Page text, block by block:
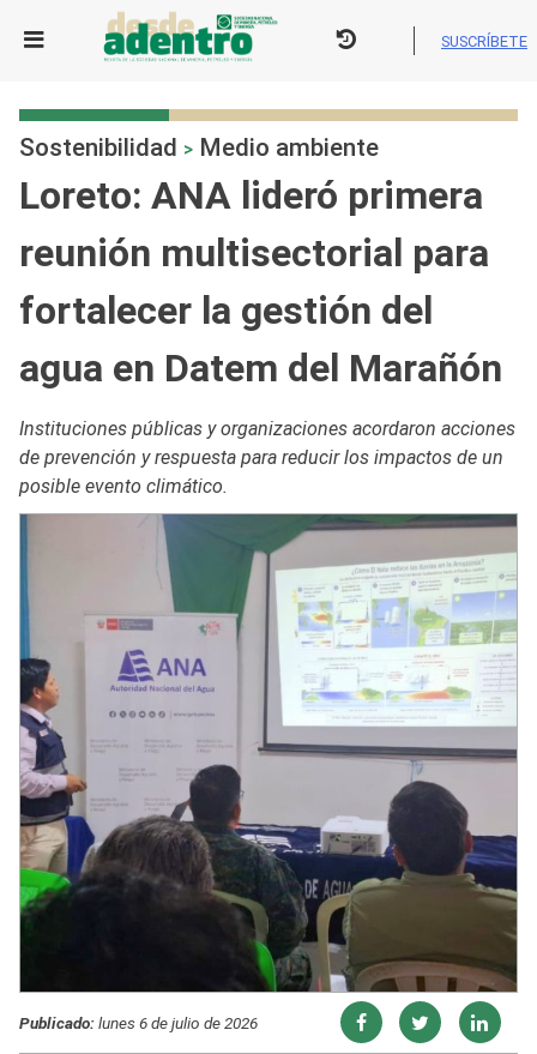
SUSCRÍBETE
Sostenibilidad > Medio ambiente
Loreto: ANA lideró primera
reunión multisectorial para
fortalecer la gestión del
agua en Datem del Marañón
Instituciones públicas y organizaciones acordaron acciones
de prevención y respuesta para reducir los impactos de un
posible evento climático.
Publicado:lunes 6 de julio de 2026